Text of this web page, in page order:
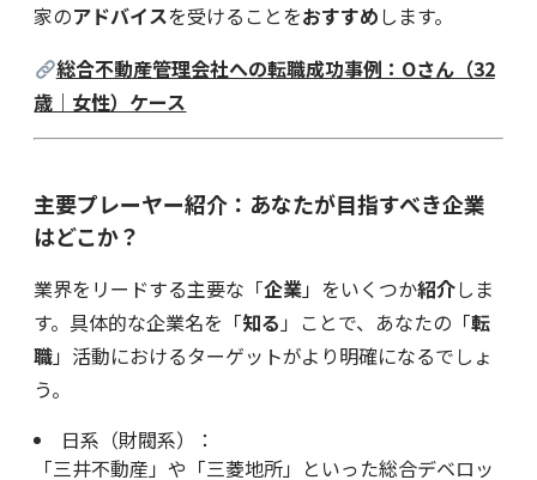
家のアドバイスを受けることをおすすめします。
総合不動産管理会社への転職成功事例：Oさん（32
歳｜女性）ケース
主要プレーヤー紹介：あなたが目指すべき企業
はどこか？
業界をリードする主要な「企業」をいくつか紹介しま
す。具体的な企業名を「知る」ことで、あなたの「転
職」活動におけるターゲットがより明確になるでしょ
う。
日系（財閥系）：
「三井不動産」や「三菱地所」といった総合デベロッ